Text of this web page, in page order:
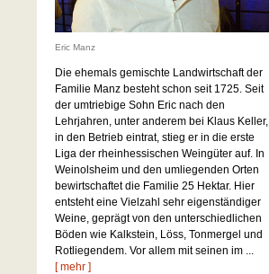
Eric Manz
Die ehemals gemischte Landwirtschaft der
Familie Manz besteht schon seit 1725. Seit
der umtriebige Sohn Eric nach den
Lehrjahren, unter anderem bei Klaus Keller,
in den Betrieb eintrat, stieg er in die erste
Liga der rheinhessischen Weingüter auf. In
Weinolsheim und den umliegenden Orten
bewirtschaftet die Familie 25 Hektar. Hier
entsteht eine Vielzahl sehr eigenständiger
Weine, geprägt von den unterschiedlichen
Böden wie Kalkstein, Löss, Tonmergel und
Rotliegendem. Vor allem mit seinen im ...
[ mehr ]